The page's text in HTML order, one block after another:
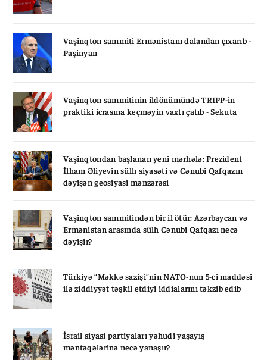
Vaşinqton sammiti Ermənistanı dalandan çıxarıb -
Paşinyan
Vaşinqton sammitinin ildönümündə TRIPP-in
praktiki icrasına keçməyin vaxtı çatıb - Sekuta
Vaşinqtondan başlanan yeni mərhələ: Prezident
İlham Əliyevin sülh siyasəti və Cənubi Qafqazın
dəyişən geosiyasi mənzərəsi
Vaşinqton sammitindən bir il ötür: Azərbaycan və
Ermənistan arasında sülh Cənubi Qafqazı necə
dəyişir?
Türkiyə “Məkkə sazişi”nin NATO-nun 5-ci maddəsi
ilə ziddiyyət təşkil etdiyi iddialarını təkzib edib
İsrail siyasi partiyaları yəhudi yaşayış
məntəqələrinə necə yanaşır?